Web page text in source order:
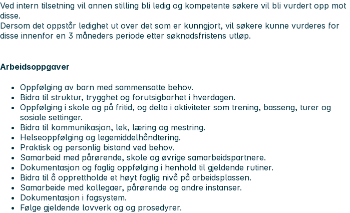
Ved intern tilsetning vil annen stilling bli ledig og kompetente søkere vil bli vurdert opp mot
disse.
Dersom det oppstår ledighet ut over det som er kunngjort, vil søkere kunne vurderes for
disse innenfor en 3 måneders periode etter søknadsfristens utløp.
Arbeidsoppgaver
Oppfølging av barn med sammensatte behov.
Bidra til struktur, trygghet og forutsigbarhet i hverdagen.
Oppfølging i skole og på fritid, og delta i aktiviteter som trening, basseng, turer og
sosiale settinger.
Bidra til kommunikasjon, lek, læring og mestring.
Helseoppfølging og legemiddelhåndtering.
Praktisk og personlig bistand ved behov.
Samarbeid med pårørende, skole og øvrige samarbeidspartnere.
Dokumentasjon og faglig oppfølging i henhold til gjeldende rutiner.
Bidra til å opprettholde et høyt faglig nivå på arbeidsplassen.
Samarbeide med kollegaer, pårørende og andre instanser.
Dokumentasjon i fagsystem.
Følge gjeldende lovverk og og prosedyrer.